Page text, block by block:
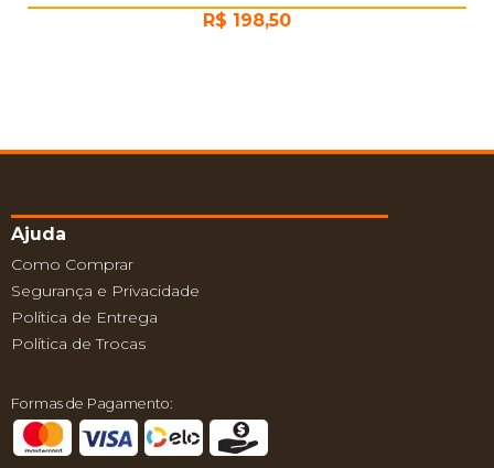
R$ 198,50
Ajuda
Como Comprar
Segurança e Privacidade
Política de Entrega
Política de Trocas
Formas de Pagamento: